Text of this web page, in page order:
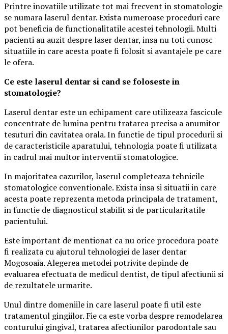
Printre inovatiile utilizate tot mai frecvent in stomatologie
se numara laserul dentar. Exista numeroase proceduri care
pot beneficia de functionalitatile acestei tehnologii. Multi
pacienti au auzit despre laser dentar, insa nu toti cunosc
situatiile in care acesta poate fi folosit si avantajele pe care
le ofera.
Ce este laserul dentar si cand se foloseste in
stomatologie?
Laserul dentar este un echipament care utilizeaza fascicule
concentrate de lumina pentru tratarea precisa a anumitor
tesuturi din cavitatea orala. In functie de tipul procedurii si
de caracteristicile aparatului, tehnologia poate fi utilizata
in cadrul mai multor interventii stomatologice.
In majoritatea cazurilor, laserul completeaza tehnicile
stomatologice conventionale. Exista insa si situatii in care
acesta poate reprezenta metoda principala de tratament,
in functie de diagnosticul stabilit si de particularitatile
pacientului.
Este important de mentionat ca nu orice procedura poate
fi realizata cu ajutorul tehnologiei de laser dentar
Mogosoaia. Alegerea metodei potrivite depinde de
evaluarea efectuata de medicul dentist, de tipul afectiunii si
de rezultatele urmarite.
Unul dintre domeniile in care laserul poate fi util este
tratamentul gingiilor. Fie ca este vorba despre remodelarea
conturului gingival, tratarea afectiunilor parodontale sau